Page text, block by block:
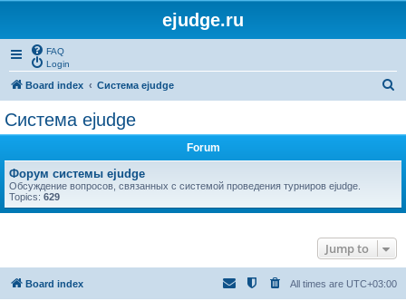
ejudge.ru
FAQ
Login
Board index Система ejudge
Система ejudge
Forum
Форум системы ejudge
Обсуждение вопросов, связанных с системой проведения турниров ejudge.
Topics: 629
Jump to
Board index All times are UTC+03:00